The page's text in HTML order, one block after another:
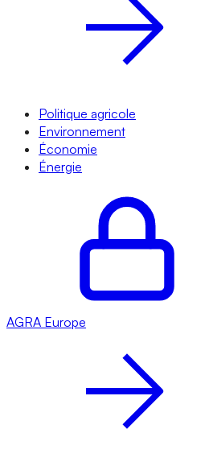
Politique agricole
Environnement
Économie
Énergie
AGRA Europe